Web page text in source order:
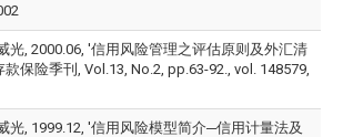
光, 2000.06, '信用风险管理之评估原则及外汇清
款保险季刊, Vol.13, No.2, pp.63-92., vol. 148579,
光, 1999.12, '信用风险模型简介─信用计量法及